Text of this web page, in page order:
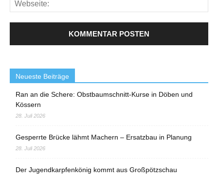
Neueste Beiträge
Ran an die Schere: Obstbaumschnitt-Kurse in Döben und
Kössern
28. Juli 2026
Gesperrte Brücke lähmt Machern – Ersatzbau in Planung
28. Juli 2026
Der Jugendkarpfenkönig kommt aus Großpötzschau